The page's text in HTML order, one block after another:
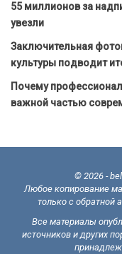
55 миллионов за
увезли
Заключительная
культуры подводит
Почему
важной частью
© 2026 -
Любое копирование
только с обратной
Все материалы
источников и других